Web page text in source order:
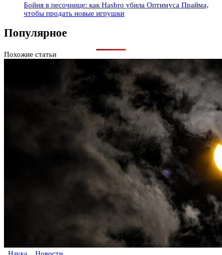
Бойня в песочнице: как Hasbro убила Оптимуса Прайма,
чтобы продать новые игрушки
Популярное
Похожие статьи